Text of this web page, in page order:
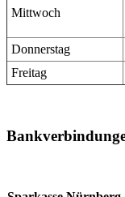
Mittwoch
Donnerstag
Freitag